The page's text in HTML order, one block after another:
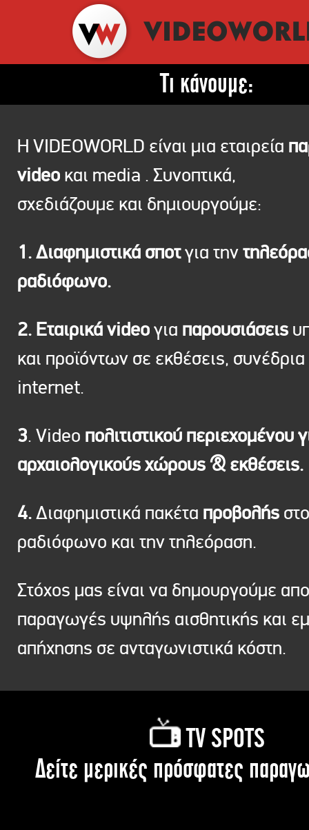
Τι κάνουμε:
Η VIDEOWORLD είναι μια εταιρεία
video και media . Συνοπτικά,
σχεδιάζουμε και δημιουργούμε:
1. Διαφημιστικά σποτγια την
ραδιόφωνο.
2. Εταιρικά videoγια παρουσιάσεις
και προϊόντων σε εκθέσεις, συνέδρια
internet.
3. Video πολιτιστικού περιεχομένου
αρχαιολογικούς χώρους & εκθέσεις.
4.Διαφημιστικά πακέτα προβολής στο
ραδιόφωνο και την τηλεόραση.
Στόχος μας είναι να δημουργούμε
παραγωγές υψηλής αισθητικής και
απήχησης σε ανταγωνιστικά κόστη.
TV SPOTS
Δείτε μερικές πρόσφατες